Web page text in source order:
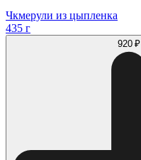
Чкмерули из цыпленка
435 г
920 ₽